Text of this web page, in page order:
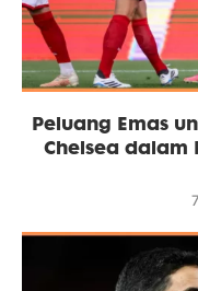
Peluang Emas
Chelsea dalam